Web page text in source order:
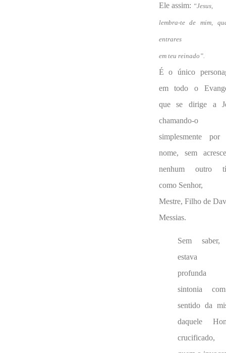
Ele assim: “Jesus,
lembra-te de mim,
entrares
em teu reinado”.
É o único
em todo o
que se dirige a
chamando-o
simplesmente por
nome, sem
nenhum outro
como Senhor,
Mestre, Filho de
Messias.
Sem saber,
estava
profunda
sintonia
sentido da
daquele